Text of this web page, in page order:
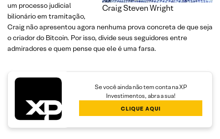
Craig Steven Wright
um processo judicial
bilionário em tramitação,
Craig não apresentou agora nenhuma prova concreta de que seja
o criador do Bitcoin. Por isso, divide seus seguidores entre
admiradores e quem pense que ele é uma farsa.
Se você ainda não tem conta na XP
Investimentos, abra a sua!
CLIQUE AQUI